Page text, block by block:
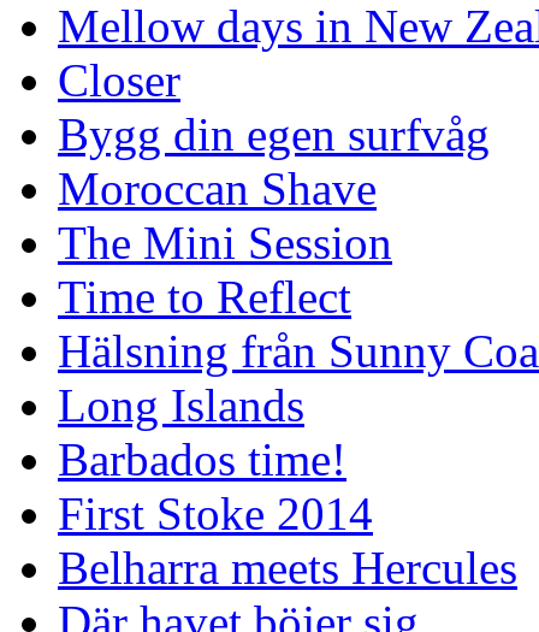
Mellow days in New
Closer
Bygg din egen surfvåg
Moroccan Shave
The Mini Session
Time to Reflect
Hälsning från Sunny
Long Islands
Barbados time!
First Stoke 2014
Belharra meets Hercules
Där havet böjer sig